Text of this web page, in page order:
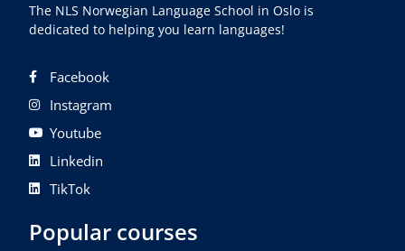
The NLS Norwegian Language School in Oslo is
dedicated to helping you learn languages!
Facebook
Instagram
Youtube
Linkedin
TikTok
Popular courses